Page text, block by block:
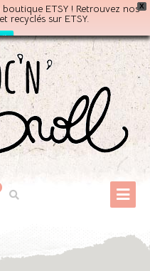
X
ETSY ! Retrouvez nos
recyclés sur ETSY.